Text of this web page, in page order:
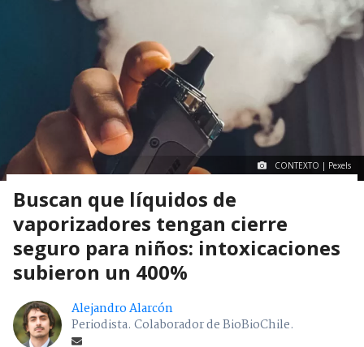
CONTEXTO | Pexels
Buscan que líquidos de
vaporizadores tengan cierre
seguro para niños: intoxicaciones
subieron un 400%
Alejandro Alarcón
Periodista. Colaborador de BioBioChile.